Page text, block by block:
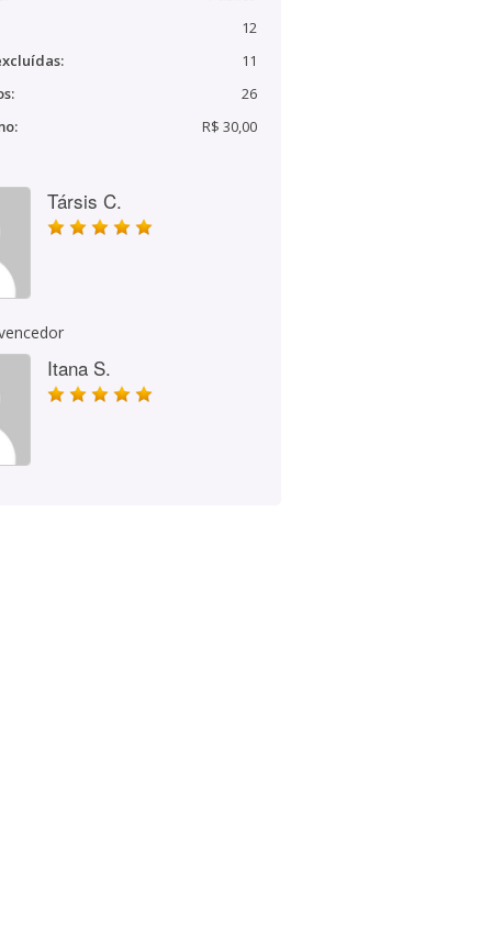
12
11
26
R$ 30,00
Társis C.
Itana S.